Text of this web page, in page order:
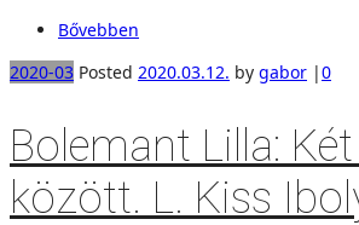
Bővebben
2020-03 Posted 2020.03.12. by gabor |0
Bolemant Lilla:
között. L. Kiss